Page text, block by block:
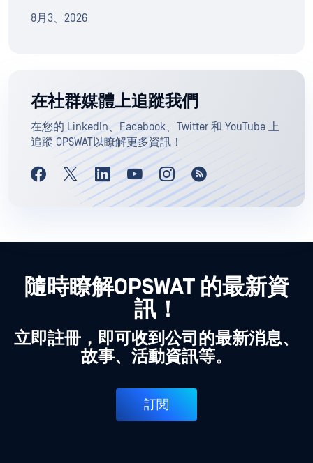
8月3、2026
在社群媒體上追蹤我們
在您的 LinkedIn、Facebook、Twitter 和 YouTube 上
追蹤 OPSWAT以瞭解更多資訊！
隨時瞭解OPSWAT 的最新資
訊！
立即註冊，即可收到公司的最新消息、
故事、活動資訊等。
訂閱